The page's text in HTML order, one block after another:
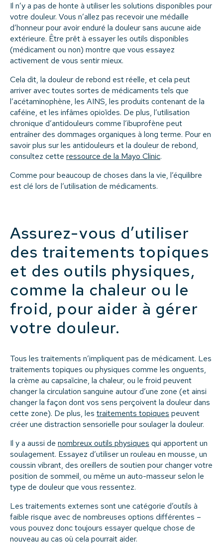
Il n’y a pas de honte à utiliser les solutions disponibles pour
votre douleur. Vous n’allez pas recevoir une médaille
d’honneur pour avoir enduré la douleur sans aucune aide
extérieure. Être prêt à essayer les outils disponibles
(médicament ou non) montre que vous essayez
activement de vous sentir mieux.
Cela dit, la douleur de rebond est réelle, et cela peut
arriver avec toutes sortes de médicaments tels que
l’acétaminophène, les AINS, les produits contenant de la
caféine, et les infâmes opioïdes. De plus, l’utilisation
chronique d’antidouleurs comme l’ibuprofène peut
entraîner des dommages organiques à long terme. Pour en
savoir plus sur les antidouleurs et la douleur de rebond,
consultez cette ressource de la Mayo Clinic.
Comme pour beaucoup de choses dans la vie, l’équilibre
est clé lors de l’utilisation de médicaments.
Assurez-vous d’utiliser
des traitements topiques
et des outils physiques,
comme la chaleur ou le
froid, pour aider à gérer
votre douleur.
Tous les traitements n’impliquent pas de médicament. Les
traitements topiques ou physiques comme les onguents,
la crème au capsaïcine, la chaleur, ou le froid peuvent
changer la circulation sanguine autour d’une zone (et ainsi
changer la façon dont vos sens perçoivent la douleur dans
cette zone). De plus, les traitements topiques peuvent
créer une distraction sensorielle pour soulager la douleur.
Il y a aussi de nombreux outils physiques qui apportent un
soulagement. Essayez d’utiliser un rouleau en mousse, un
coussin vibrant, des oreillers de soutien pour changer votre
position de sommeil, ou même un auto-masseur selon le
type de douleur que vous ressentez.
Les traitements externes sont une catégorie d’outils à
faible risque avec de nombreuses options différentes –
vous pouvez donc toujours essayer quelque chose de
nouveau au cas où cela pourrait aider.